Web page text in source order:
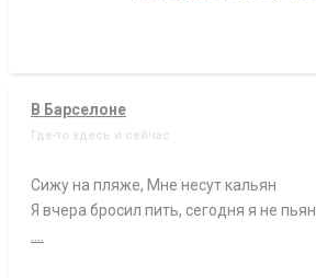
В Барселоне
Где-то здесь и сейчас
Сижу на пляже, Мне несут кальян
Я вчера бросил пить, сегодня я не пьян